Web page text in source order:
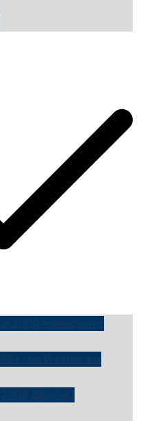
1000 monochrome
von Westen aus
(Brüssel)